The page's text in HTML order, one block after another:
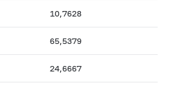
10,7628
65,5379
24,6667